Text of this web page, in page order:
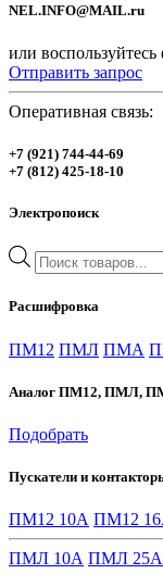
NEL.INFO@MAIL.ru
или
Отправить запрос
Оперативная связь:
+7 (921) 744-44-69
+7 (812) 425-18-10
Электропоиск
Поиск
товаров
Расшифровка
ПМ12 ПМЛ ПМА
Аналог ПМ12, ПМЛ,
Подобрать
Пускатели и
ПМ12 10А ПМ12
ПМЛ 10А ПМЛ 25А